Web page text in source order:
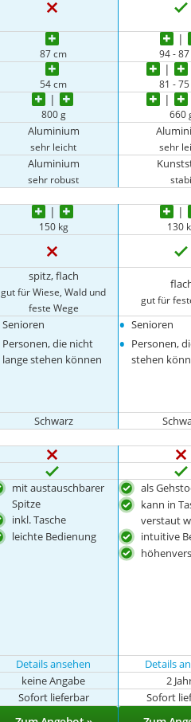
87 cm 94 -
54 cm 81 -
800 g 660
Aluminium
sehr leicht sehr
Aluminium
sehr robust
150 kg 130
spitz, flach
gut für Wiese, Wald und
feste Wege
gut für
Senioren
Personen, die nicht
lange stehen können
• Senioren
• Personen,
stehen
Schwarz
mit austauschbarer
Spitze
inkl. Tasche
leichte Bedienung
als
kann in
verstaut
intuitive
Details ansehen Details
keine Angabe 2
Sofort lieferbar Sofort